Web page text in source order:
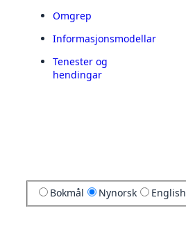
Omgrep
Informasjonsmodellar
Tenester og
hendingar
Bokmål Nynorsk English